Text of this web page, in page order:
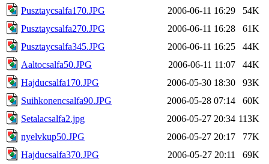
Pusztaycsalfa170.JPG
2006-06-11 16:29
54K
Pusztaycsalfa270.JPG
2006-06-11 16:28
61K
Pusztaycsalfa345.JPG
2006-06-11 16:25
44K
Aaltocsalfa50.JPG
2006-06-11 11:07
44K
Hajducsalfa170.JPG
2006-05-30 18:30
93K
Suihkonencsalfa90.JPG
2006-05-28 07:14
60K
Setalacsalfa2.jpg
2006-05-27 20:34 113K
nyelvkup50.JPG
2006-05-27 20:17
77K
Hajducsalfa370.JPG
2006-05-27 20:11
69K